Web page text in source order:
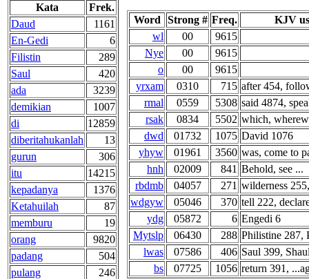
Kata
Frek.
Daud
1161
En-Gedi
6
Filistin
289
Saul
420
ada
3239
demikian
1007
di
12859
diberitahukanlah
13
gurun
306
itu
14215
kepadanya
1376
Ketahuilah
87
memburu
19
orang
9820
padang
504
pulang
246
Word Strong # Freq.
KJV
wl
00
9615
Nye
00
9615
o
00
9615
yrxam
0310 715 after 454,
rmal
0559 5308 said 4874,
rsak
0834 5502 which,
dwd
01732 1075 David 1076
yhyw
01961 3560 was, come to
hnh
02009 841 Behold, see ...
rbdmb
04057 271 wilderness
wdgyw
05046 370 tell 222,
ydg
05872 6 Engedi 6
Mytslp
06430 288 Philistine 287,
lwas
07586 406 Saul 399,
bs
07725 1056 return 391,